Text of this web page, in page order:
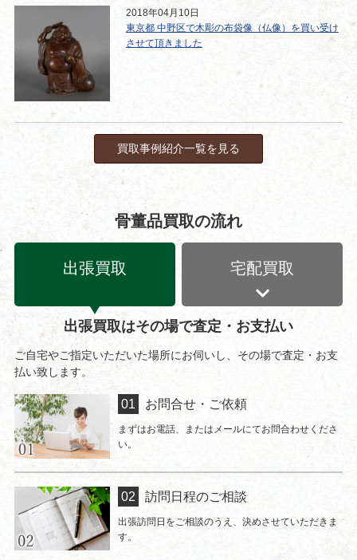
2018年04月10日
東京都 中野区で木彫の布袋像（仏像）を買い受け
させて頂きました
買取事例紹介一覧を見る
骨董品買取の流れ
出張買取 宅配買取
出張買取はその場で査定・お支払い
ご自宅やご指定いただいた場所にお伺いし、その場で査定・お支
払い致します。
お問合せ・ご依頼
まずはお電話、またはメールにてお問合わせくださ
い。
訪問日程のご相談
出張訪問日をご相談のうえ、決めさせていただきま
す。